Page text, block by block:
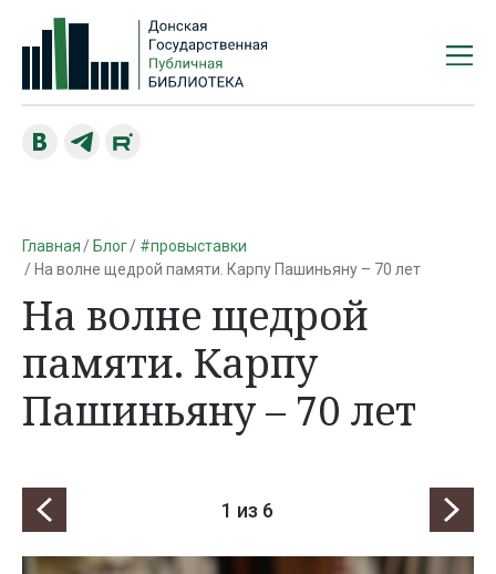
Главная Блог
#провыставки
На волне щедрой памяти. Карпу Пашиньяну – 70 лет
На волне щедрой
памяти. Карпу
Пашиньяну – 70 лет
1 из 6